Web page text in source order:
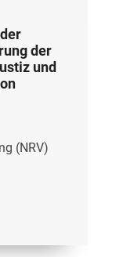
der
und
(NRV)